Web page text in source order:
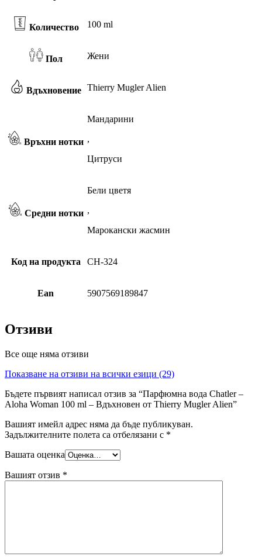
Количество 100 ml
Пол Жени
Вдъхновение Thierry Mugler Alien
Връхни нотки
Мандарини
,
Цитруси
Средни нотки
Бели цветя
,
Марокански жасмин
Код на продукта CH-324
Ean 5907569189847
Отзиви
Все още няма отзиви
Показване на отзиви на всички езици (29)
Бъдете първият написал отзив за “Парфюмна вода Chatler –
Aloha Woman 100 ml – Вдъхновен от Thierry Mugler Alien”
Вашият имейл адрес няма да бъде публикуван.
Задължителните полета са отбелязани с *
Вашата оценка
Вашият отзив *